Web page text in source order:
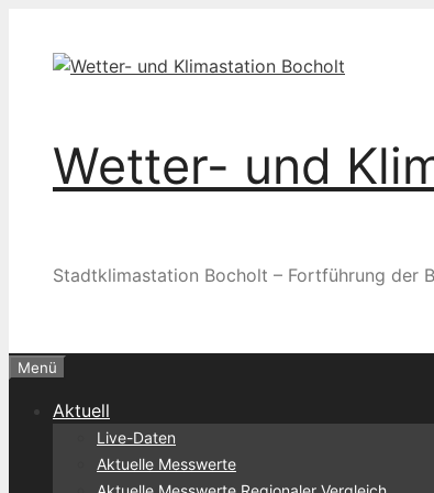
springen
Wetter- und
Stadtklimastation Bocholt – Fortführung der
Menü
Aktuell
Live-Daten
Aktuelle Messwerte